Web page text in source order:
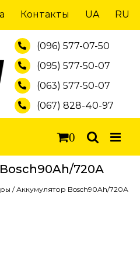
Контакты UA RU
(096) 577-07-50
(095) 577-50-07
(063) 577-50-07
(067) 828-40-97
0
720А
/Аккумулятор Bosch90Ah/720А